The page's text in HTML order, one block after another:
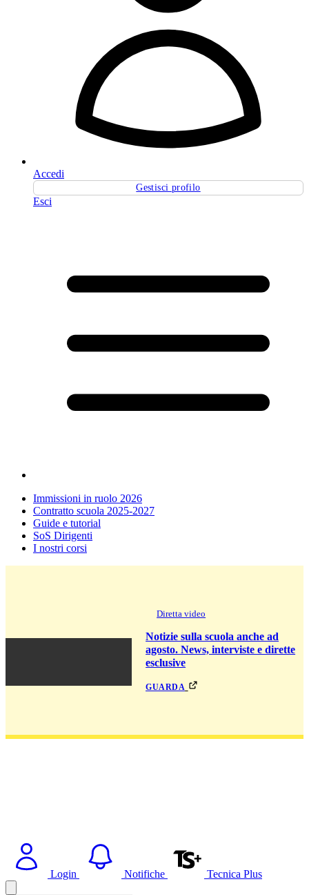
Accedi
Gestisci profilo
Esci
Immissioni in ruolo 2026
Contratto scuola 2025-2027
Guide e tutorial
SoS Dirigenti
I nostri corsi
Diretta video
Notizie sulla scuola anche ad
agosto. News, interviste e dirette
esclusive
guarda
Login Notifiche Tecnica Plus